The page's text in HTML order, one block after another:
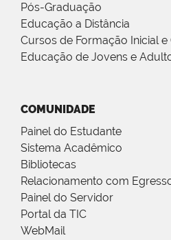
Pós-Graduação
Educação a Distância
Cursos de Formação Inicial e
Educação de Jovens e
COMUNIDADE
Painel do Estudante
Sistema Acadêmico
Bibliotecas
Relacionamento com
Painel do Servidor
Portal da TIC
WebMail